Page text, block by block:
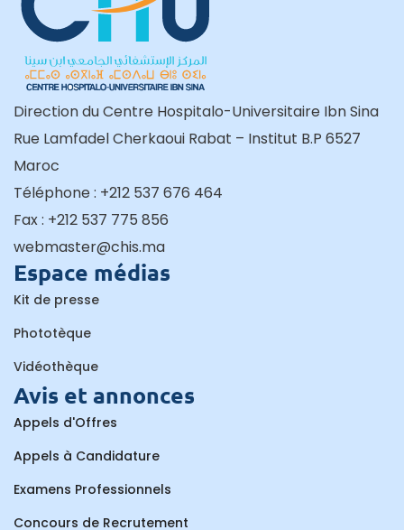
Direction du Centre Hospitalo-Universitaire Ibn Sina
Rue Lamfadel Cherkaoui Rabat – Institut B.P 6527
Maroc
Téléphone : +212 537 676 464
Fax : +212 537 775 856
webmaster@chis.ma
Espace médias
Kit de presse
Phototèque
Vidéothèque
Avis et annonces
Appels d'Offres
Appels à Candidature
Examens Professionnels
Concours de Recrutement